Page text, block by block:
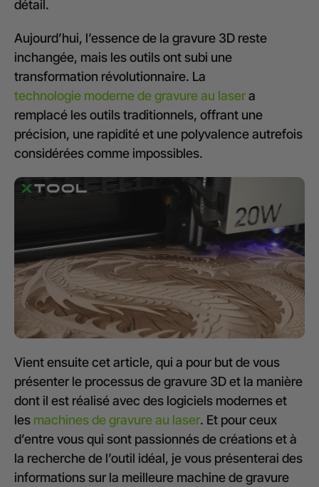
détail.
Aujourd’hui, l’essence de la gravure 3D reste
inchangée, mais les outils ont subi une
transformation révolutionnaire. La
technologie moderne de gravure au lasera
remplacé les outils traditionnels, offrant une
précision, une rapidité et une polyvalence autrefois
considérées comme impossibles.
Vient ensuite cet article, qui a pour but de vous
présenter le processus de gravure 3D et la manière
dont il est réalisé avec des logiciels modernes et
les machines de gravure au laser. Et pour ceux
d’entre vous qui sont passionnés de créations et à
la recherche de l’outil idéal, je vous présenterai des
informations sur la meilleure machine de gravure